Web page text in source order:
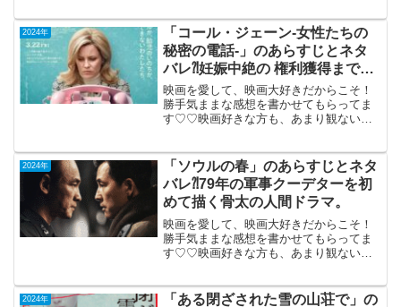
年後を描く切ないヒューマン・ドラマ。
宮城...
2024年
「コール・ジェーン‐女性たちの
秘密の電話‐」のあらすじとネタ
バレ⁈妊娠中絶の 権利獲得までの
社会派ドラマ。
映画を愛して、映画大好きだからこそ！
勝手気ままな感想を書かせてもらってま
す♡♡映画好きな方も、あまり観ない方
日公開(121分)妊娠中絶の権利獲得まで
の...
2024年
「ソウルの春」のあらすじとネタ
バレ⁈79年の軍事クーデターを初
めて描く骨太の人間ドラマ。
映画を愛して、映画大好きだからこそ！
勝手気ままな感想を書かせてもらってま
す♡♡映画好きな方も、あまり観ない方
開（142分）79年の軍事クーデターを初め
2024年
「ある閉ざされた雪の山荘で」の